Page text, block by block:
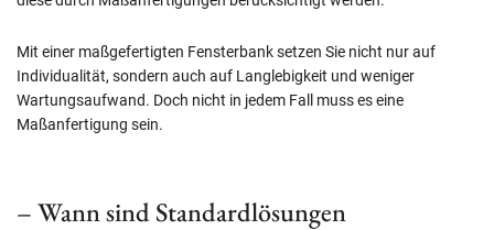
Mit einer maßgefertigten Fensterbank setzen Sie nicht nur auf
Individualität, sondern auch auf Langlebigkeit und weniger
Wartungsaufwand. Doch nicht in jedem Fall muss es eine
Maßanfertigung sein.
– Wann sind Standardlösungen